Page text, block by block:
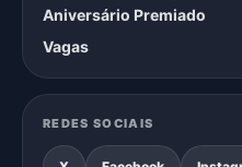
Aniversário Premiado
Vagas
REDES SOCIAIS